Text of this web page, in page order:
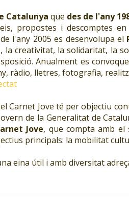
Catalunya que des de l'any
propostes i descomptes
l'any 2005 es desenvolupa el
la creativitat, la solidaritat, la
Anualment es
ràdio, lletres, fotografia,
Carnet Jove té per objectiu
de la Generalitat de
Jove, que compta amb el
principals: la mobilitat
eina útil i amb diversitat